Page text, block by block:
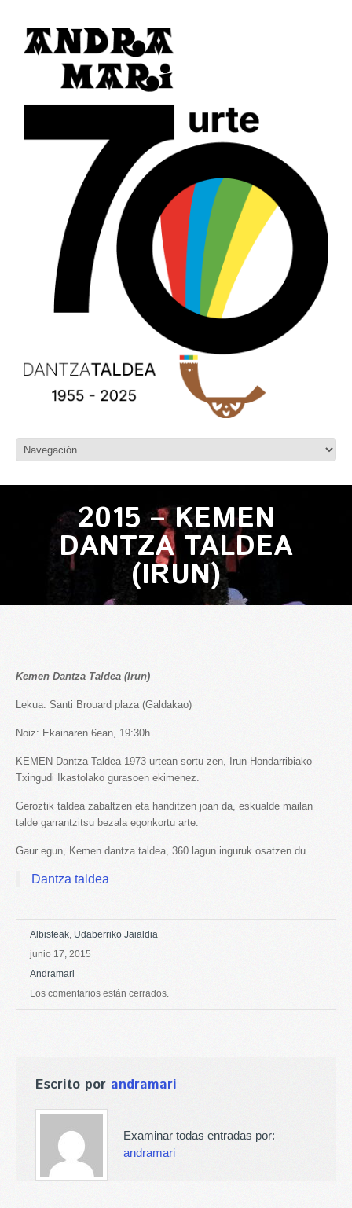
2015 – KEMEN
DANTZA TALDEA
(IRUN)
Kemen Dantza Taldea (Irun)
Lekua: Santi Brouard plaza (Galdakao)
Noiz: Ekainaren 6ean, 19:30h
KEMEN Dantza Taldea 1973 urtean sortu zen, Irun-Hondarribiako
Txingudi Ikastolako gurasoen ekimenez.
Geroztik taldea zabaltzen eta handitzen joan da, eskualde mailan
talde garrantzitsu bezala egonkortu arte.
Gaur egun, Kemen dantza taldea, 360 lagun inguruk osatzen du.
Dantza taldea
Albisteak, Udaberriko Jaialdia
junio 17, 2015
Andramari
Los comentarios están cerrados.
Escrito por andramari
Examinar todas entradas por:
andramari